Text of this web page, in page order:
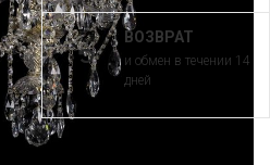
ВОЗВРАТ
и обмен в течении 14
дней